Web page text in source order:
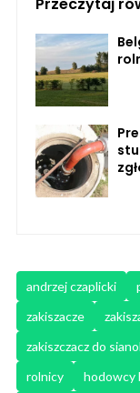
Przeczytaj
andrzej czaplicki
zakiszacze
zakiszczacz do
rolnicy
hodowcy